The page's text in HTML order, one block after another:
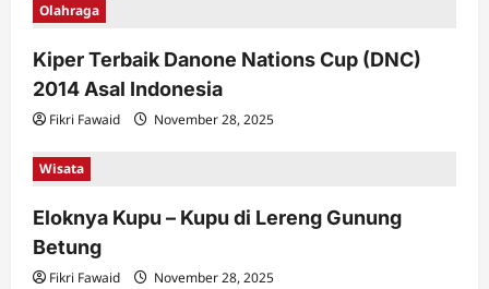
Olahraga
Kiper Terbaik Danone Nations Cup (DNC)
2014 Asal Indonesia
Fikri Fawaid November 28, 2025
Wisata
Eloknya Kupu – Kupu di Lereng Gunung
Betung
Fikri Fawaid November 28, 2025